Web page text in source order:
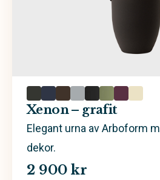
Xenon – grafit
Elegant urna av Arboform
dekor.
2 900 kr